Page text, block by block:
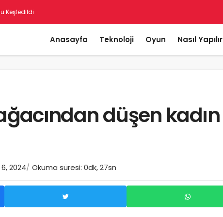
Keşfedildi
Anasayfa Teknoloji Oyun Nasıl Yapılır
düşen kadın
2024 Okuma süresi: 0dk, 27sn